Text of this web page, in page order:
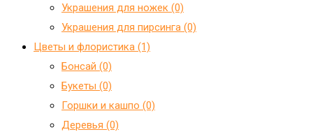
Украшения для ножек (0)
Украшения для пирсинга (0)
Цветы и флористика (1)
Бонсай (0)
Букеты (0)
Горшки и кашпо (0)
Деревья (0)